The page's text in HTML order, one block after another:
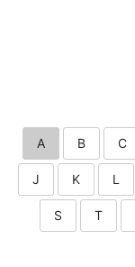
A B C
J K L
S T